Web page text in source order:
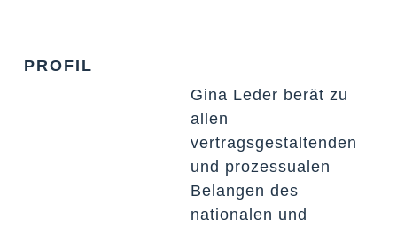
PROFIL
Gina Leder berät zu
allen
vertragsgestaltenden
und prozessualen
Belangen des
nationalen und